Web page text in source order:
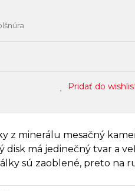
Pridať do
z minerálu mesačný
disk má jedinečný tvar a
sú zaoblené, preto na